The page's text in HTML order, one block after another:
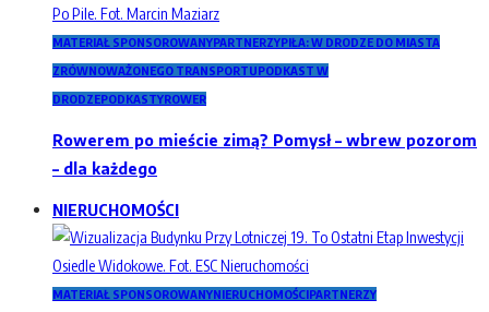
MATERIAŁ SPONSOROWANYPARTNERZYPIŁA: W DRODZE DO MIASTA
ZRÓWNOWAŻONEGO TRANSPORTUPODKAST W
DRODZEPODKASTYROWER
Rowerem po mieście zimą? Pomysł – wbrew pozorom
– dla każdego
NIERUCHOMOŚCI
MATERIAŁ SPONSOROWANYNIERUCHOMOŚCIPARTNERZY